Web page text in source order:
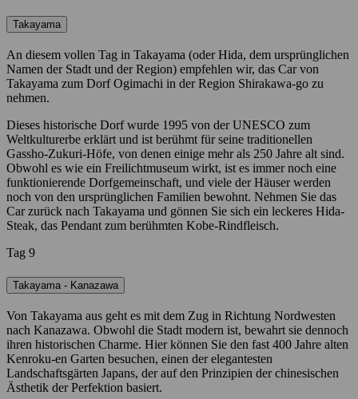
Takayama
An diesem vollen Tag in Takayama (oder Hida, dem ursprünglichen
Namen der Stadt und der Region) empfehlen wir, das Car von
Takayama zum Dorf Ogimachi in der Region Shirakawa-go zu
nehmen.
Dieses historische Dorf wurde 1995 von der UNESCO zum
Weltkulturerbe erklärt und ist berühmt für seine traditionellen
Gassho-Zukuri-Höfe, von denen einige mehr als 250 Jahre alt sind.
Obwohl es wie ein Freilichtmuseum wirkt, ist es immer noch eine
funktionierende Dorfgemeinschaft, und viele der Häuser werden
noch von den ursprünglichen Familien bewohnt. Nehmen Sie das
Car zurück nach Takayama und gönnen Sie sich ein leckeres Hida-
Steak, das Pendant zum berühmten Kobe-Rindfleisch.
Tag 9
Takayama - Kanazawa
Von Takayama aus geht es mit dem Zug in Richtung Nordwesten
nach Kanazawa. Obwohl die Stadt modern ist, bewahrt sie dennoch
ihren historischen Charme. Hier können Sie den fast 400 Jahre alten
Kenroku-en Garten besuchen, einen der elegantesten
Landschaftsgärten Japans, der auf den Prinzipien der chinesischen
Ästhetik der Perfektion basiert.